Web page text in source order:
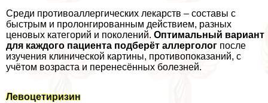
Среди противоаллергических лекарств – составы с
быстрым и пролонгированным действием, разных
ценовых категорий и поколений. Оптимальный вариант
для каждого пациента подберёт аллерголог после
изучения клинической картины, противопоказаний, с
учётом возраста и перенесённых болезней.
Левоцетиризин